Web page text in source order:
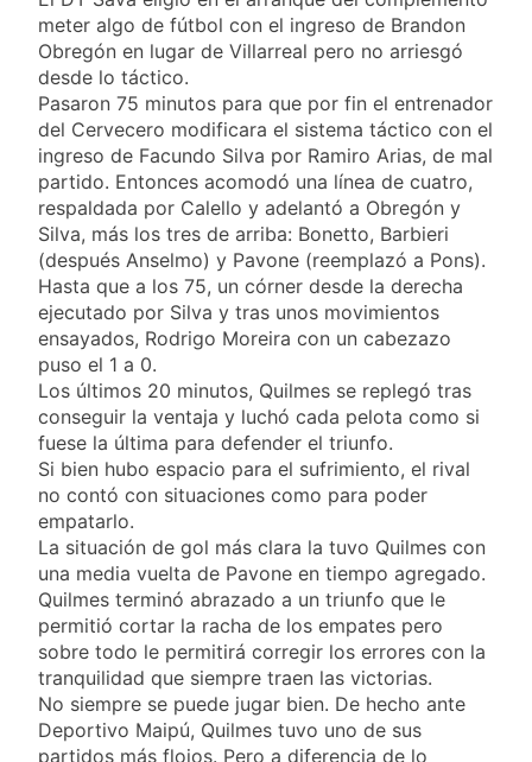
meter algo de fútbol con el ingreso de Brandon
Obregón en lugar de Villarreal pero no arriesgó
desde lo táctico.
Pasaron 75 minutos para que por fin el entrenador
del Cervecero modificara el sistema táctico con el
ingreso de Facundo Silva por Ramiro Arias, de mal
partido. Entonces acomodó una línea de cuatro,
respaldada por Calello y adelantó a Obregón y
Silva, más los tres de arriba: Bonetto, Barbieri
(después Anselmo) y Pavone (reemplazó a Pons).
Hasta que a los 75, un córner desde la derecha
ejecutado por Silva y tras unos movimientos
ensayados, Rodrigo Moreira con un cabezazo
puso el 1 a 0.
Los últimos 20 minutos, Quilmes se replegó tras
conseguir la ventaja y luchó cada pelota como si
fuese la última para defender el triunfo.
Si bien hubo espacio para el sufrimiento, el rival
no contó con situaciones como para poder
empatarlo.
La situación de gol más clara la tuvo Quilmes con
una media vuelta de Pavone en tiempo agregado.
Quilmes terminó abrazado a un triunfo que le
permitió cortar la racha de los empates pero
sobre todo le permitirá corregir los errores con la
tranquilidad que siempre traen las victorias.
No siempre se puede jugar bien. De hecho ante
Deportivo Maipú, Quilmes tuvo uno de sus
partidos más flojos. Pero a diferencia de lo